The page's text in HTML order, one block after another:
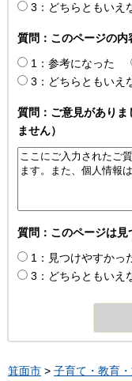
3：どちらともいえ
質問：このページの内
1：参考になった
3：どちらともいえ
質問：ご意見があり
ません）
質問：このページは見
1：見つけやすかっ
3：どちらともいえ
箕面市 > 子育て・教育